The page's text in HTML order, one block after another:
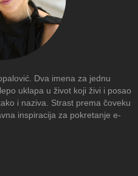
Dva imena za jednu
uklapa u život koji živi i posao
i naziva. Strast prema čoveku
inspiracija za pokretanje e-